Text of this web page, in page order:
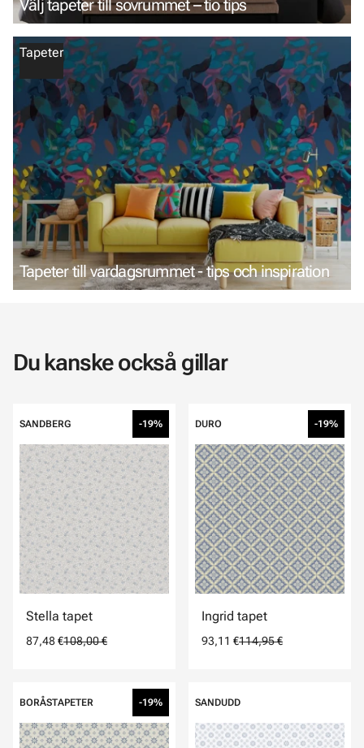
Välj tapeter till sovrummet – tio tips
Tapeter
Tapeter till vardagsrummet - tips och inspiration
Du kanske också gillar
SANDBERG -19%
Stella tapet
87,48 €108,00 €
DURO -19%
Ingrid tapet
93,11 €114,95 €
BORÅSTAPETER -19% SANDUDD